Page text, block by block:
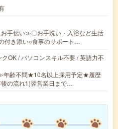
手伝い≫〇お手洗い・入浴など生活
付き添い○食事のサポート…
OK / パソコンスキル不要 / 英語力不
年齢不問★10名以上採用予定★履歴
の流れ1)翌営業日まで…